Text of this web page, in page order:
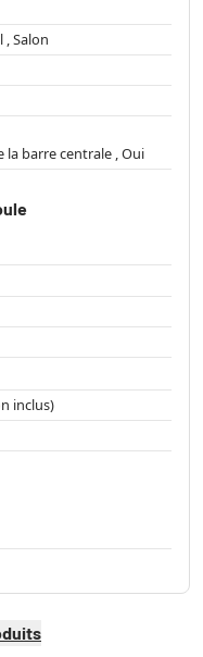
, Salon
barre centrale , Oui
inclus)